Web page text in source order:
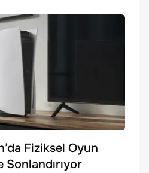
Fiziksel Oyun
Sonlandırıyor